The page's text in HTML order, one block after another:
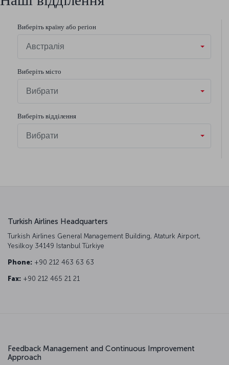
Виберіть країну або регіон
Австралія
Виберіть місто
Вибрати
Виберіть відділення
Вибрати
Turkish Airlines Headquarters
Turkish Airlines General Management Building, Ataturk Airport,
Yesilkoy 34149 Istanbul Türkiye
Phone: +90 212 463 63 63
Fax: +90 212 465 21 21
Feedback Management and Continuous Improvement
Approach